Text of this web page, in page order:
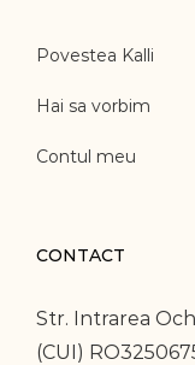
Povestea Kalli
Hai sa vorbim
Contul meu
CONTACT
Str. Intrarea
(CUI)